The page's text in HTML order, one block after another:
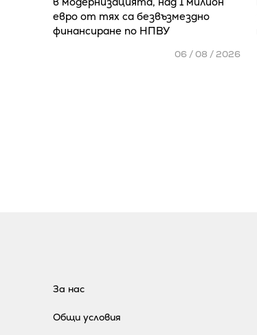
евро от тях са безвъзмездно
финансиране по НПВУ
06 / 08 / 2026
За нас
Общи условия